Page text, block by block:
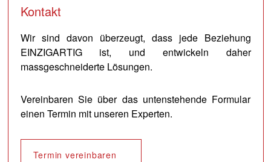
Kontakt
Wir sind davon überzeugt, dass jede Beziehung
EINZIGARTIG ist, und entwickeln daher
massgeschneiderte Lösungen.
Vereinbaren Sie über das untenstehende Formular
einen Termin mit unseren Experten.
Termin vereinbaren